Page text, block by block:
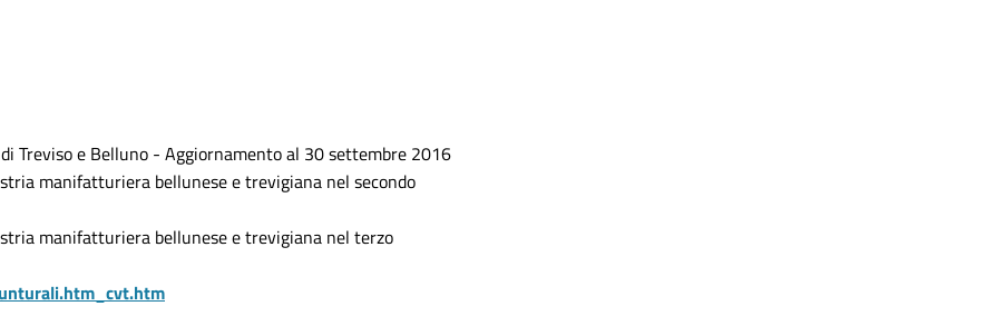
Treviso e Belluno - Aggiornamento al 30 settembre 2016
manifatturiera bellunese e trevigiana nel secondo
manifatturiera bellunese e trevigiana nel terzo